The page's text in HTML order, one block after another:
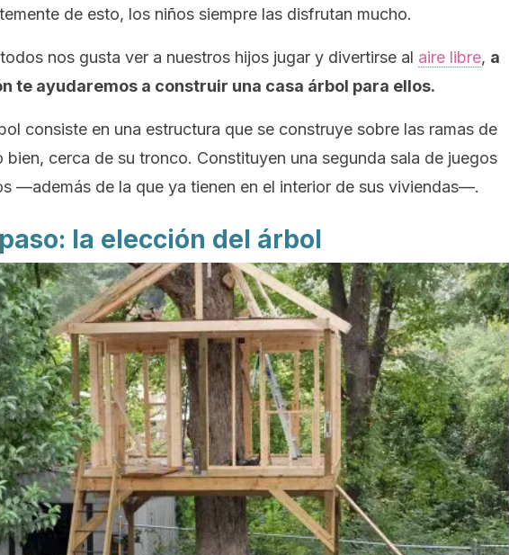
de esto, los niños siempre las disfrutan mucho.
nos gusta ver a nuestros hijos jugar y divertirse al aire libre, a
te ayudaremos a construir una casa árbol para ellos.
consiste en una estructura que se construye sobre las ramas de
bien, cerca de su tronco. Constituyen una segunda sala de juegos
—además de la que ya tienen en el interior de sus viviendas—.
la elección del árbol